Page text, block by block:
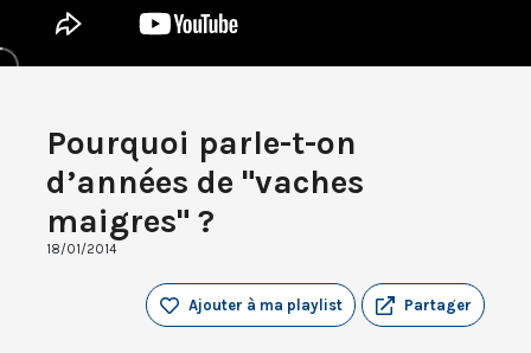
Pourquoi parle-t-on
d’années de "vaches
maigres" ?
18/01/2014
Partager
Ajouter à ma playlist